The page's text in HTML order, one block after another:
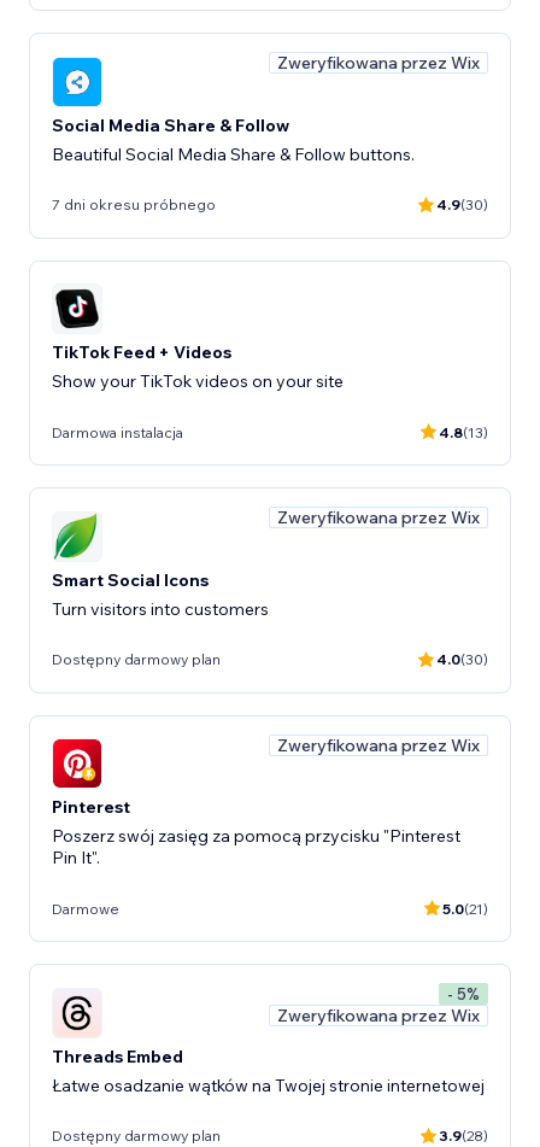
Zweryfikowana przez Wix
Social Media Share & Follow
Beautiful Social Media Share & Follow buttons.
7 dni okresu próbnego 4.9(30)
TikTok Feed + Videos
Show your TikTok videos on your site
Darmowa instalacja 4.8(13)
Zweryfikowana przez Wix
Smart Social Icons
Turn visitors into customers
Dostępny darmowy plan 4.0(30)
Zweryfikowana przez Wix
Pinterest
Poszerz swój zasięg za pomocą przycisku "Pinterest
Pin It".
Darmowe 5.0(21)
- 5%
Zweryfikowana przez Wix
Threads Embed
Łatwe osadzanie wątków na Twojej stronie internetowej
Dostępny darmowy plan 3.9(28)